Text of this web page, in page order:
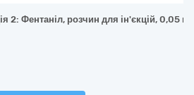
2: Фентаніл, розчин для ін'єкцій, 0,05